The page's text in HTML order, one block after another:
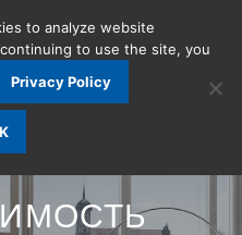
to analyze website
to use the site, you
Privacy Policy